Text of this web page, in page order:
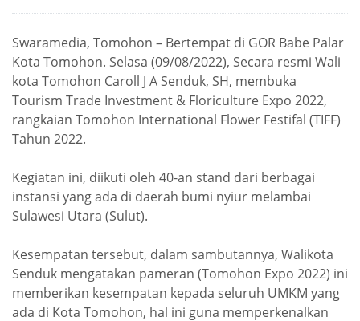
Swaramedia, Tomohon – Bertempat di GOR Babe Palar
Kota Tomohon. Selasa (09/08/2022), Secara resmi Wali
kota Tomohon Caroll J A Senduk, SH, membuka
Tourism Trade Investment & Floriculture Expo 2022,
rangkaian Tomohon International Flower Festifal (TIFF)
Tahun 2022.
Kegiatan ini, diikuti oleh 40-an stand dari berbagai
instansi yang ada di daerah bumi nyiur melambai
Sulawesi Utara (Sulut).
Kesempatan tersebut, dalam sambutannya, Walikota
Senduk mengatakan pameran (Tomohon Expo 2022) ini
memberikan kesempatan kepada seluruh UMKM yang
ada di Kota Tomohon, hal ini guna memperkenalkan